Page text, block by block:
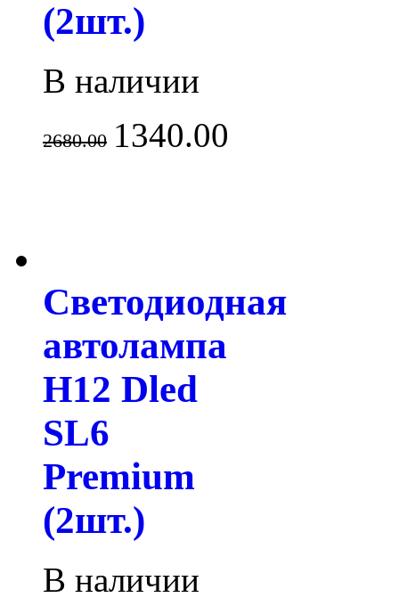
(2шт.)
В наличии
2680.00 1340.00
Светодиодная
автолампа
H12 Dled
SL6
Premium
(2шт.)
В наличии